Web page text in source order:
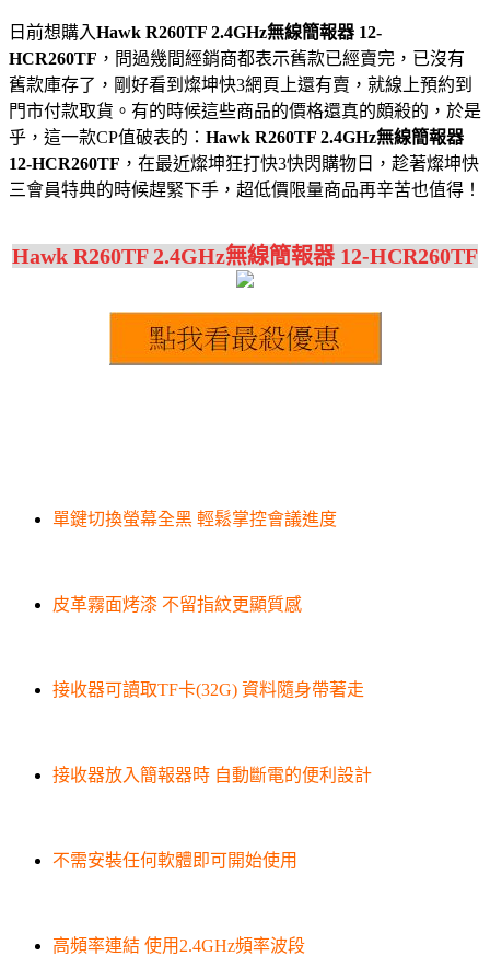
日前想購入Hawk R260TF 2.4GHz無線簡報器 12-
HCR260TF ，問過幾間經銷商都表示舊款已經賣完，已沒有
舊款庫存了，剛好看到燦坤快3網頁上還有賣，就線上預約到
門市付款取貨。有的時候這些商品的價格還真的頗殺的，於是
乎，這一款CP值破表的： Hawk R260TF 2.4GHz無線簡報器
12-HCR260TF ，在最近燦坤狂打快3快閃購物日，趁著燦坤快
三會員特典的時候趕緊下手，超低價限量商品再辛苦也值得！
Hawk R260TF 2.4GHz無線簡報器 12-HCR260TF
單鍵切換螢幕全黑 輕鬆掌控會議進度
皮革霧面烤漆 不留指紋更顯質感
接收器可讀取TF卡(32G) 資料隨身帶著走
接收器放入簡報器時 自動斷電的便利設計
不需安裝任何軟體即可開始使用
高頻率連結 使用2.4GHz頻率波段